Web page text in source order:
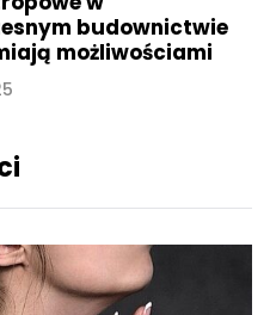
budownictwie
możliwościami